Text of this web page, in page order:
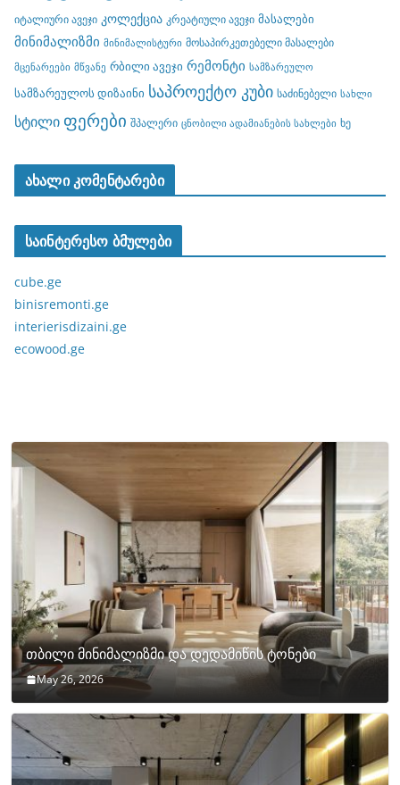
იტალიური ავეჯი კოლექცია კრეატიული ავეჯი მასალები
მინიმალიზმი მინიმალისტური მოსაპირკეთებელი მასალები
მცენარეები მწვანე რბილი ავეჯი რემონტი სამზარეულო
სამზარეულოს დიზაინი საპროექტო კუბი საძინებელი სახლი
სტილი ფერები შპალერი ცნობილი ადამიანების სახლები ხე
ახალი კომენტარები
საინტერესო ბმულები
cube.ge
binisremonti.ge
interierisdizaini.ge
ecowood.ge
თბილი მინიმალიზმი და დედამიწის ტონები
May 26, 2026